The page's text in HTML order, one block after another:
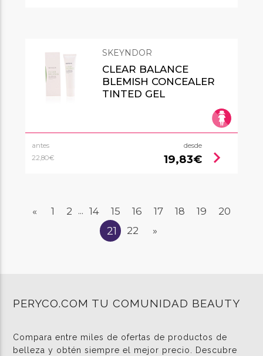
SKEYNDOR
CLEAR BALANCE
BLEMISH CONCEALER
TINTED GEL
antes
22,80€
desde
19,83€ chevron_right
« 1 2 ... 14 15 16 17 18 19 20
21 22 »
PERYCO.COM TU COMUNIDAD BEAUTY
Compara entre miles de ofertas de productos de
belleza y obtén siempre el mejor precio. Descubre